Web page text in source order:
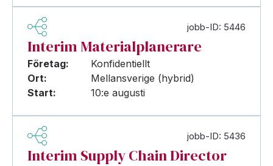
jobb-ID: 5446
Interim Materialplanerare
Företag:
Konfidentiellt
Ort:
Mellansverige (hybrid)
Start:
10:e augusti
jobb-ID: 5436
Interim Supply Chain Director